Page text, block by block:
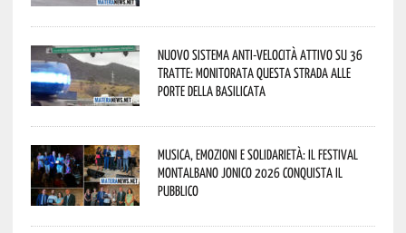
Nuovo sistema anti-velocità attivo su 36
tratte: monitorata questa strada alle
porte della Basilicata
Musica, emozioni e solidarietà: il Festival
Montalbano Jonico 2026 conquista il
pubblico